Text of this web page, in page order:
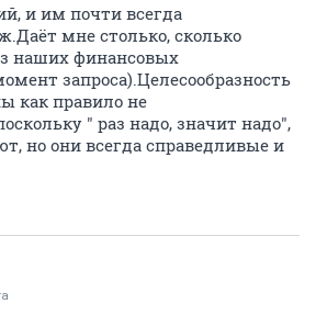
и им почти всегда
мне столько, сколько
наших финансовых
запроса).Целесообразность
как правило не
" раз надо, значит надо",
но они всегда справедливые и